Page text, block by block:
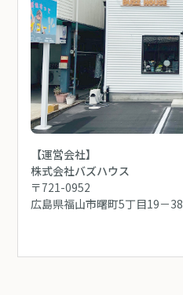
【運営会社】
株式会社バズハウス
〒721-0952
広島県福山市曙町5丁目19－38